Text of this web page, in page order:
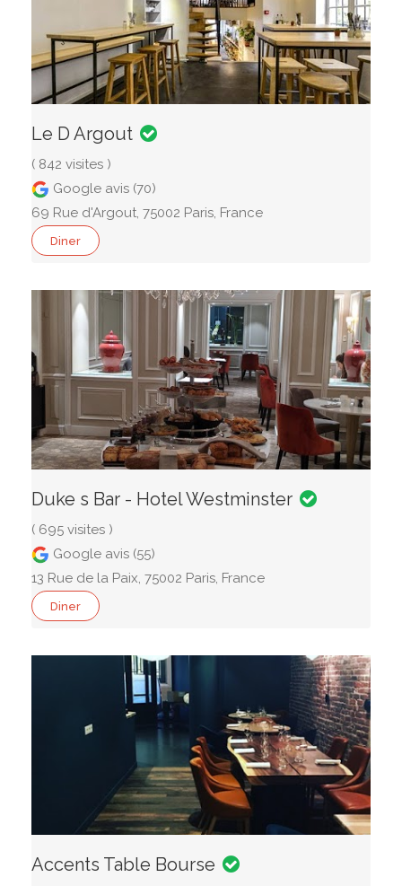
Le D Argout
( 842 visites )
Google avis (70)
69 Rue d'Argout, 75002 Paris, France
Diner
Duke s Bar - Hotel Westminster
( 695 visites )
Google avis (55)
13 Rue de la Paix, 75002 Paris, France
Diner
Accents Table Bourse